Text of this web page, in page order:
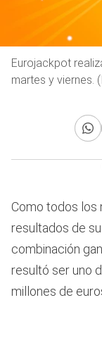
Eurojackpot
martes y viernes.
Como todos los
resultados de
combinación
resultó ser uno
millones de